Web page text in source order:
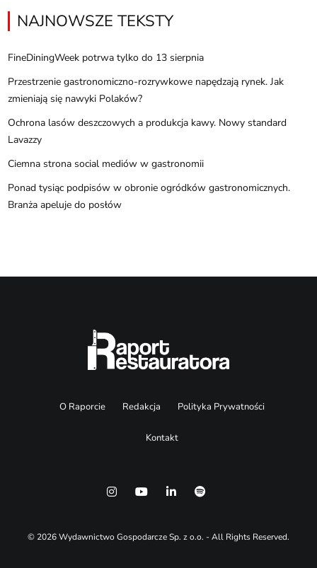
NAJNOWSZE TEKSTY
FineDiningWeek potrwa tylko do 13 sierpnia
Przestrzenie gastronomiczno-rozrywkowe napędzają rynek. Jak
zmieniają się nawyki Polaków?
Ochrona lasów deszczowych a produkcja kawy. Nowy standard
Lavazzy
Ciemna strona social mediów w gastronomii
Ponad tysiąc podpisów w obronie ogródków gastronomicznych.
Branża apeluje do posłów
O Raporcie Redakcja Polityka Prywatności
Kontakt
© 2026 Wydawnictwo Gospodarcze Sp. z o.o. - All Rights Reserved.